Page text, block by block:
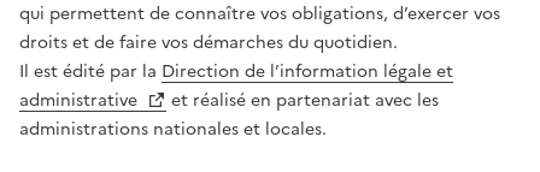
qui permettent de connaître vos obligations, d’exercer vos
droits et de faire vos démarches du quotidien.
Il est édité par la Direction de l’information légale et
administrative
et réalisé en partenariat avec les
administrations nationales et locales.